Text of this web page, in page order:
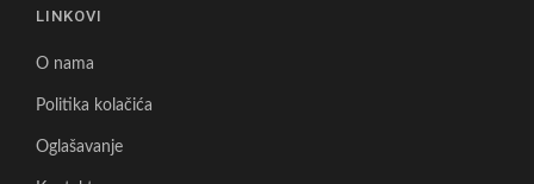
LINKOVI
O nama
Politika kolačića
Oglašavanje